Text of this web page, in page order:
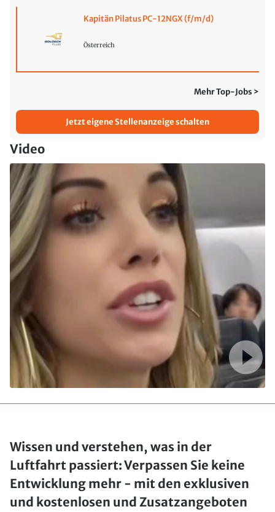
Kapitän Pilatus PC-12NGX (f/m/d)
Österreich
Mehr Top-Jobs >
Jetzt eigene Stellenanzeige schalten
Video
Wissen und verstehen, was in der
Luftfahrt passiert: Verpassen Sie keine
Entwicklung mehr - mit den exklusiven
und kostenlosen und Zusatzangeboten